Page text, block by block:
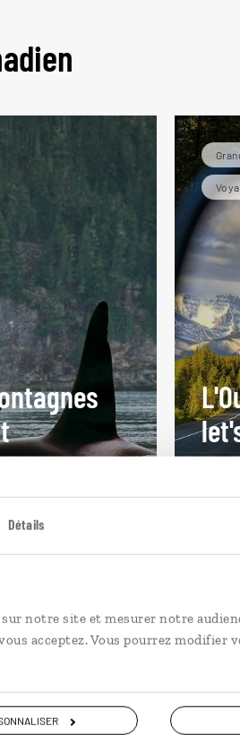
Détails
notre site et mesurer notre
acceptez. Vous pourrez modifier
16
à